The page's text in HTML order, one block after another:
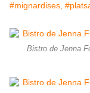
#mignardises,
Bistro de Jenna